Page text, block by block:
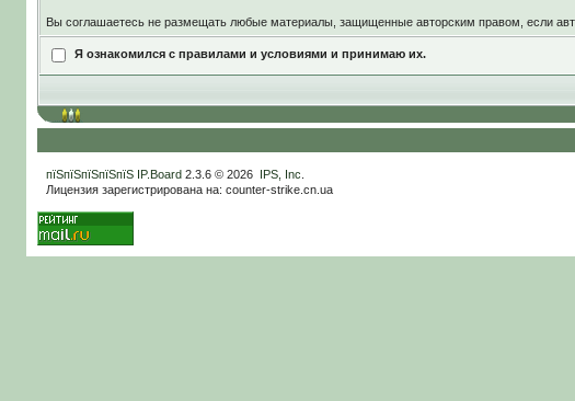
Вы соглашаетесь не размещать любые материалы, защищенные авторским правом, если
Я ознакомился с правилами и условиями и принимаю их.
пїЅпїЅпїЅпїЅпїЅ IP.Board2.3.6 © 2026 IPS, Inc
Лицензия зарегистрирована на: counter-strike.cn.ua